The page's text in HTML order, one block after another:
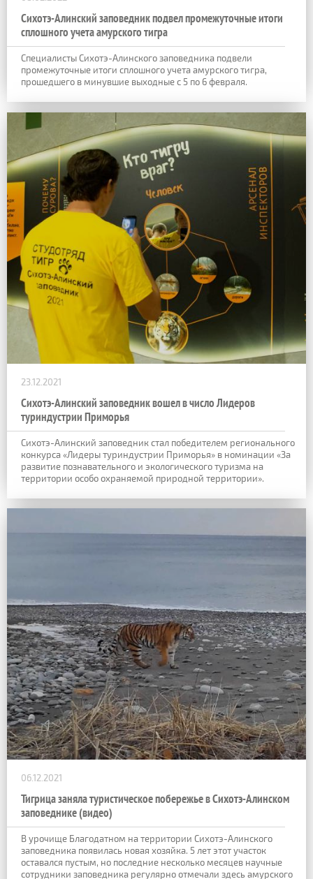
Сихотэ-Алинский заповедник подвел промежуточные итоги
сплошного учета амурского тигра
Специалисты Сихотэ-Алинского заповедника подвели
промежуточные итоги сплошного учета амурского тигра,
прошедшего в минувшие выходные с 5 по 6 февраля.
23.12.2021
Сихотэ-Алинский заповедник вошел в число Лидеров
туриндустрии Приморья
Сихотэ-Алинский заповедник стал победителем регионального
конкурса «Лидеры туриндустрии Приморья» в номинации «За
развитие познавательного и экологического туризма на
территории особо охраняемой природной территории».
06.12.2021
Тигрица заняла туристическое побережье в Сихотэ-Алинском
заповеднике (видео)
В урочище Благодатном на территории Сихотэ-Алинского
заповедника появилась новая хозяйка. 5 лет этот участок
оставался пустым, но последние несколько месяцев научные
сотрудники заповедника регулярно отмечали здесь амурского